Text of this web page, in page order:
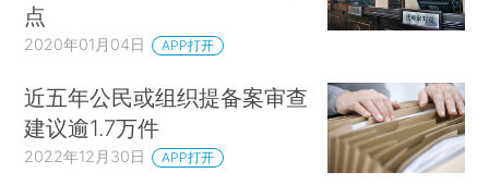
点
2020年01月04日 APP打开
近五年公民或组织提备案审查
建议逾1.7万件
2022年12月30日 APP打开